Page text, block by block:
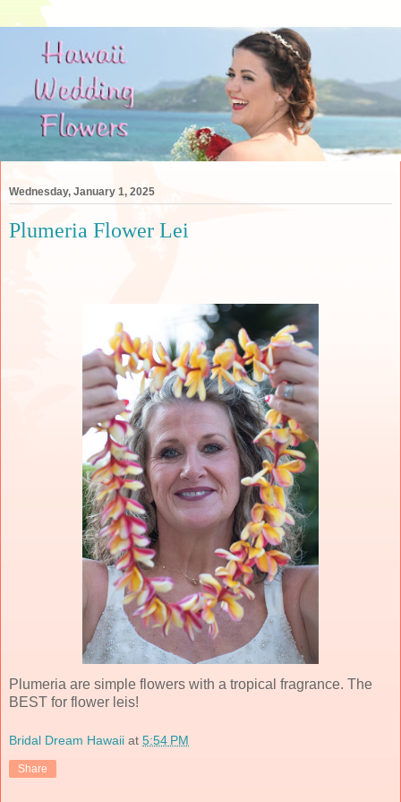
Wednesday, January 1, 2025
Plumeria Flower Lei
Plumeria are simple flowers with a tropical fragrance. The
BEST for flower leis!
Bridal Dream Hawaii at 5:54 PM
Share